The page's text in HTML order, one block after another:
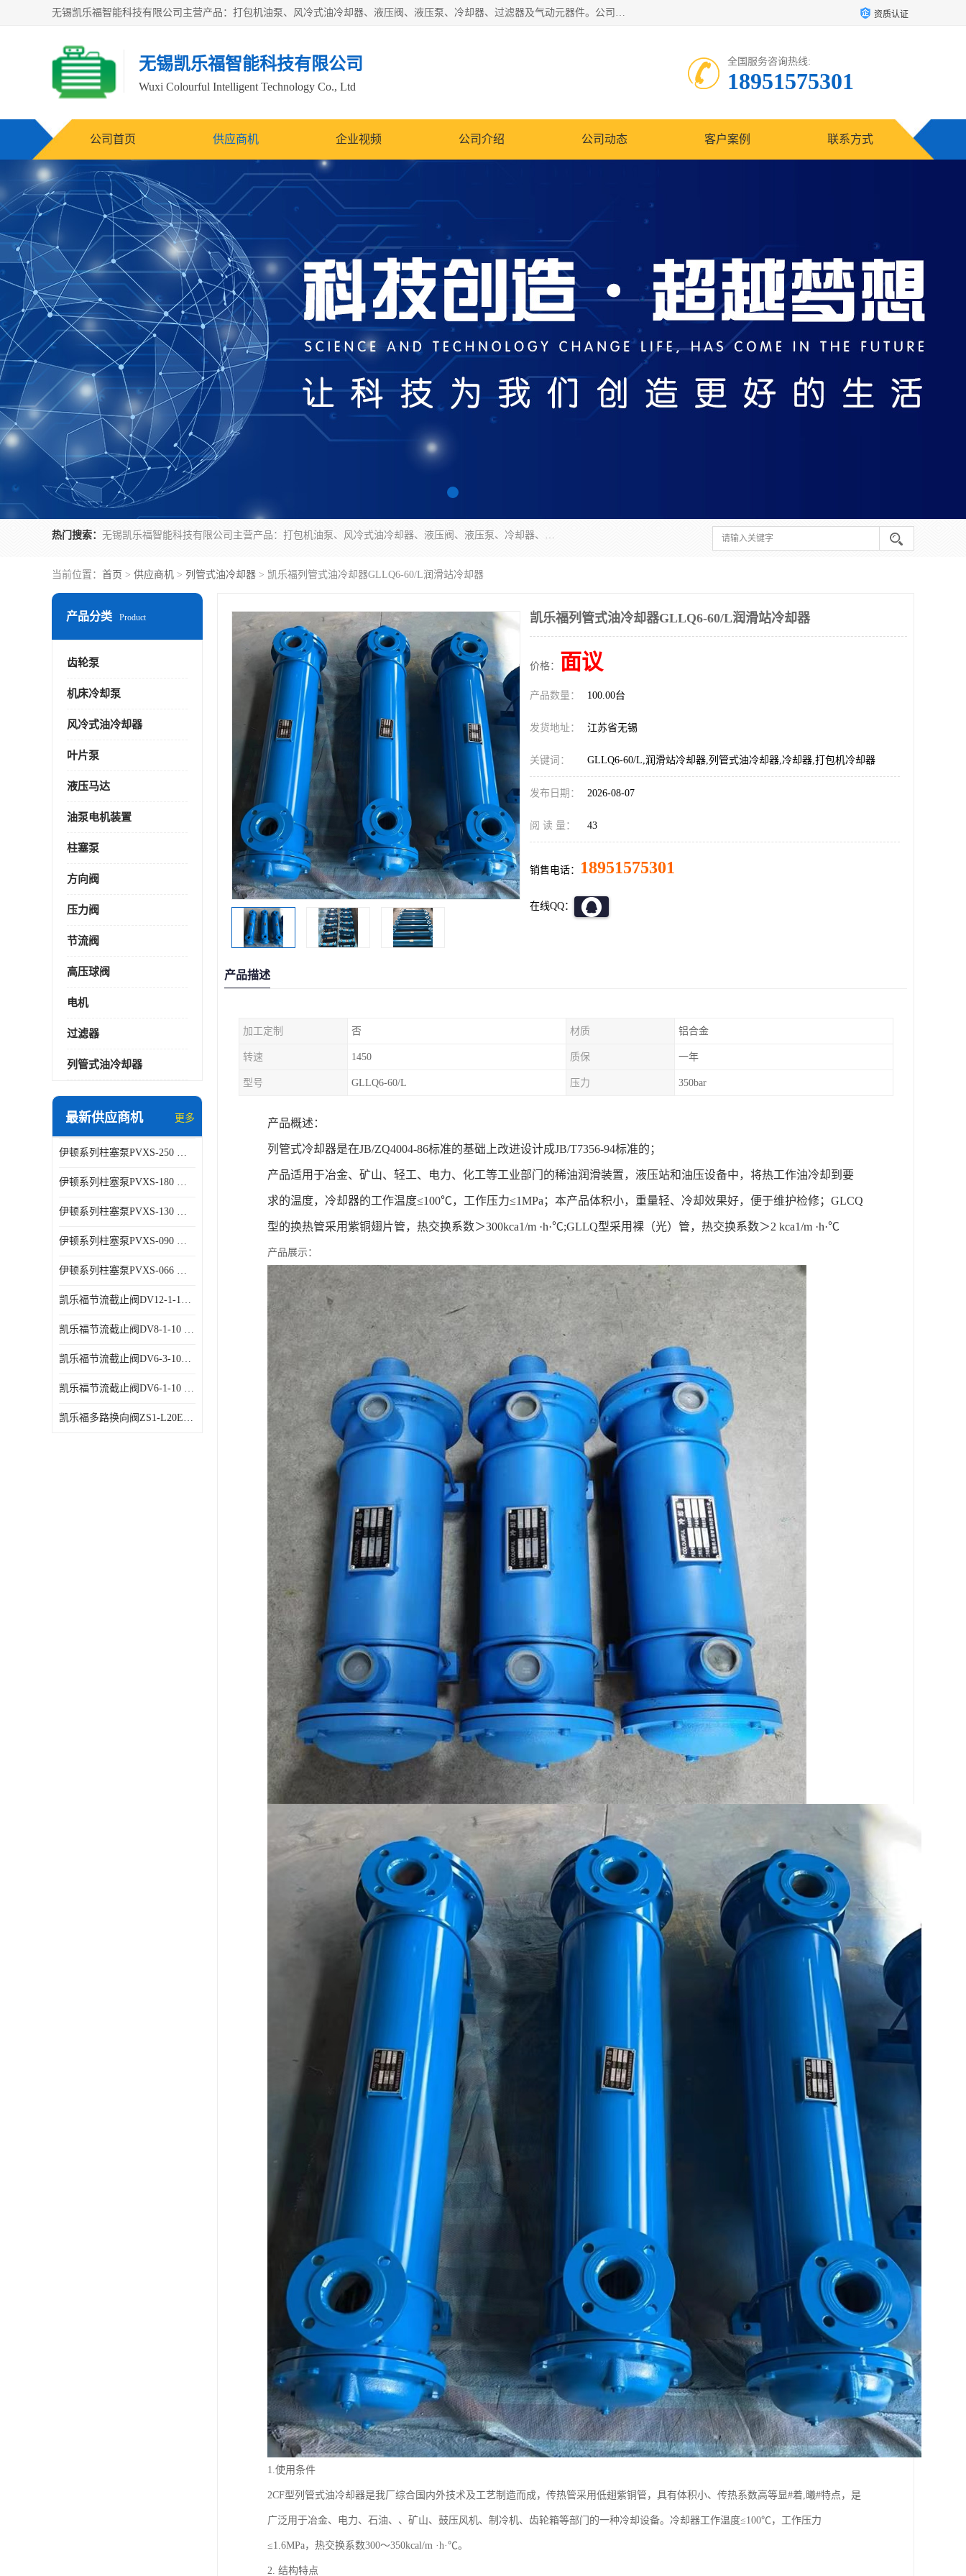
无锡凯乐福智能科技有限公司主营产品：打包机油泵、风冷式油冷却器、液压阀、液压泵、冷却器、过滤器及气动元器件。公司主导生产齿轮泵、齿轮马达、液压阀等产品。共计100多个系列、3000余种规格。覆盖了液压系统的动力元件、控制元件和执行元件，具备较强的成套供货、服务能力。 资质认证
无锡凯乐福智能科技有限公司
Wuxi Colourful Intelligent Technology Co., Ltd
全国服务咨询热线:
18951575301
公司首页 供应商机 企业视频 公司介绍 公司动态 客户案例 联系方式
热门搜索： 无锡凯乐福智能科技有限公司主营产品：打包机油泵、风冷式油冷却器、液压阀、液压泵、冷却器、过滤器及气动元器件。公司主导生产齿轮泵、齿轮马达、液压阀等产品。共计100多个系列、3000余种规格。覆盖了液压系统的动力元件、控制元件和执行元件，具备较强的成套供货、服务能力。
当前位置： 首页 > 供应商机 > 列管式油冷却器 > 凯乐福列管式油冷却器GLLQ6-60/L润滑站冷却器
产品分类 Product
齿轮泵
机床冷却泵
风冷式油冷却器
叶片泵
液压马达
油泵电机装置
柱塞泵
方向阀
压力阀
节流阀
高压球阀
电机
过滤器
列管式油冷却器
最新供应商机 更多
伊顿系列柱塞泵PVXS-250 钢铁厂液压系统增压油泵
伊顿系列柱塞泵PVXS-180 钢铁厂液压系统增压油泵
伊顿系列柱塞泵PVXS-130 钢铁厂液压系统增压油泵
伊顿系列柱塞泵PVXS-090 钢铁厂液压系统增压油泵
伊顿系列柱塞泵PVXS-066 钢铁厂液压系统增压油泵
凯乐福节流截止阀DV12-1-10 液压站节流阀
凯乐福节流截止阀DV8-1-10 液压站节流阀
凯乐福节流截止阀DV6-3-10液压站节流阀
凯乐福节流截止阀DV6-1-10 液压站节流阀
凯乐福多路换向阀ZS1-L20E-OT多路阀厂家
凯乐福列管式油冷却器GLLQ6-60/L润滑站冷却器
价格： 面议
产品数量： 100.00台
发货地址： 江苏省无锡
关键词： GLLQ6-60/L,润滑站冷却器,列管式油冷却器,冷却器,打包机冷却器
发布日期： 2026-08-07
阅 读 量： 43
销售电话： 18951575301
在线QQ：
产品描述
加工定制 否 材质 铝合金
转速 1450 质保 一年
型号 GLLQ6-60/L 压力 350bar
产品概述：
列管式冷却器是在JB/ZQ4004-86标准的基础上改进设计成JB/T7356-94标准的；
产品适用于冶金、矿山、轻工、电力、化工等工业部门的稀油润滑装置，液压站和油压设备中，将热工作油冷却到要
求的温度，冷却器的工作温度≤100℃，工作压力≤1MPa；本产品体积小，重量轻、冷却效果好，便于维护检修；GLCQ
型的换热管采用紫铜翅片管，热交换系数＞300kca1/m ·h·℃;GLLQ型采用裸（光）管，热交换系数＞2 kca1/m ·h·℃
产品展示：
1.使用条件
2CF型列管式油冷却器是我厂综合国内外技术及工艺制造而成，传热管采用低翅紫铜管，具有体积小、传热系数高等显#着,曦#特点，是
广泛用于冶金、电力、石油、、矿山、鼓压风机、制冷机、齿轮箱等部门的一种冷却设备。冷却器工作温度≤100℃，工作压力
≤1.6MPa，热交换系数300～350kcal/m ·h·℃。
2. 结构特点